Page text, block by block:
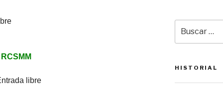
libre
por:
HISTORIAL